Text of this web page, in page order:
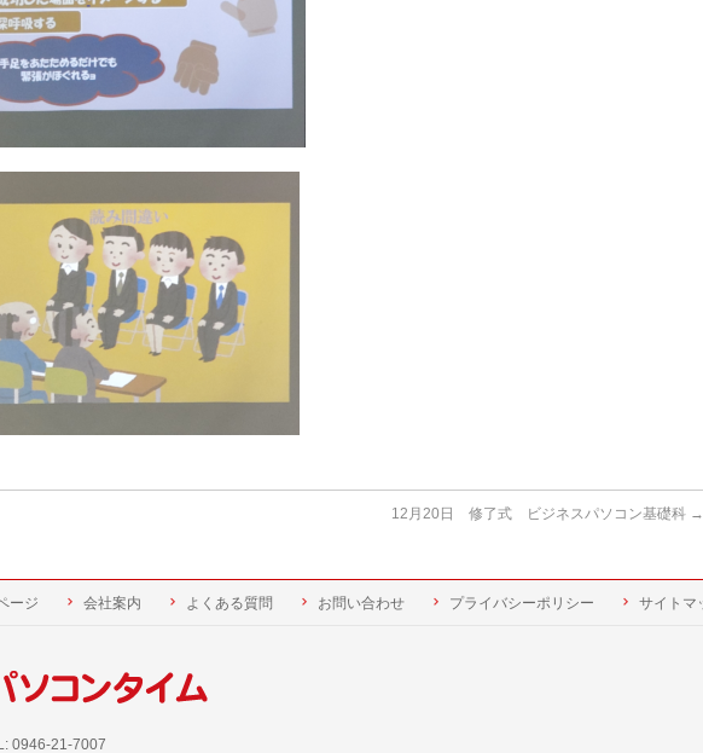
12月20日 修了式 ビジネスパソコン基礎科 →
ージ 会社案内 よくある質問 お問い合わせ プライバシーポリシー サイトマ
0946-21-7007